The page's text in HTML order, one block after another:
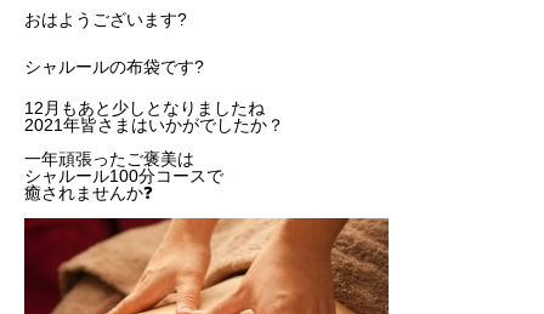
おはようございます?
シャルールの布袋です?
12月もあと少しとなりましたね
2021年皆さまはいかがでしたか？
一年頑張ったご褒美は
シャルール100分コースで
癒されませんか❓